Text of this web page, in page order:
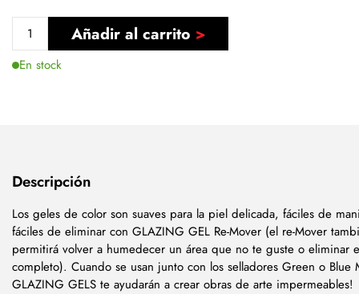
Añadir al carrito
En stock
Descripción
Los geles de color son suaves para la piel delicada, fáciles de
fáciles de eliminar con GLAZING GEL Re-Mover (el re-Mover
permitirá volver a humedecer un área que no te guste o eliminar
completo). Cuando se usan junto con los selladores Green o Blue
GLAZING GELS te ayudarán a crear obras de arte impermeables!